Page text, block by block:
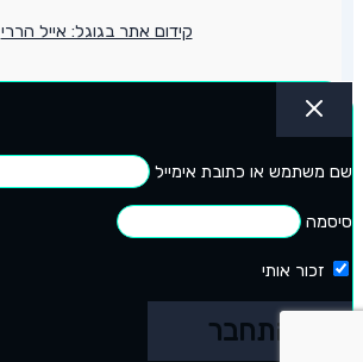
קידום אתר בגוגל: אייל הררי
שם משתמש או כתובת אימייל
סיסמה
זכור אותי